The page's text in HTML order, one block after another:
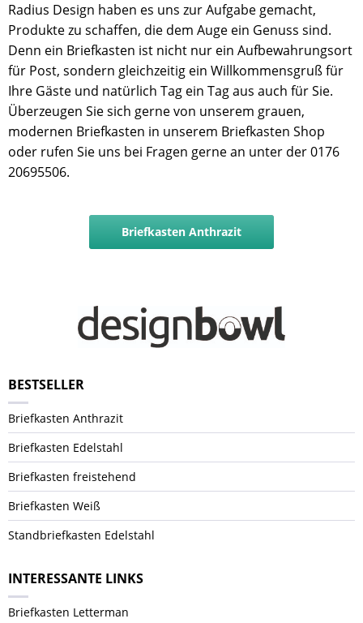
Radius Design haben es uns zur Aufgabe gemacht,
Produkte zu schaffen, die dem Auge ein Genuss sind.
Denn ein Briefkasten ist nicht nur ein Aufbewahrungsort
für Post, sondern gleichzeitig ein Willkommensgruß für
Ihre Gäste und natürlich Tag ein Tag aus auch für Sie.
Überzeugen Sie sich gerne von unserem grauen,
modernen Briefkasten in unserem Briefkasten Shop
oder rufen Sie uns bei Fragen gerne an unter der 0176
20695506.
Briefkasten Anthrazit
BESTSELLER
Briefkasten Anthrazit
Briefkasten Edelstahl
Briefkasten freistehend
Briefkasten Weiß
Standbriefkasten Edelstahl
INTERESSANTE LINKS
Briefkasten Letterman